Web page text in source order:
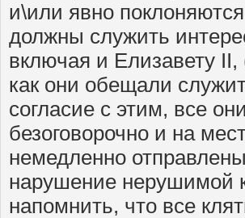
и\или явно
должны служить
включая и Елизавету II,
как они обещали
согласие с этим, все
безоговорочно и на
немедленно
нарушение нерушимой
напомнить, что все